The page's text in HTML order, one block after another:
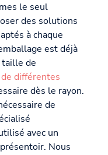
le seul
des solutions
à chaque
est déjà
de
différentes
dès le rayon.
de
avec un
Nous